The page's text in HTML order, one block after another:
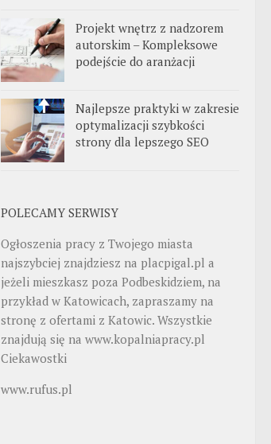
Projekt wnętrz z nadzorem
autorskim – Kompleksowe
podejście do aranżacji
Najlepsze praktyki w zakresie
optymalizacji szybkości
strony dla lepszego SEO
POLECAMY SERWISY
Ogłoszenia pracy z Twojego miasta
najszybciej znajdziesz na placpigal.pl a
jeżeli mieszkasz poza Podbeskidziem, na
przykład w Katowicach, zapraszamy na
stronę z ofertami z Katowic. Wszystkie
znajdują się na www.kopalniapracy.pl
Ciekawostki
www.rufus.pl